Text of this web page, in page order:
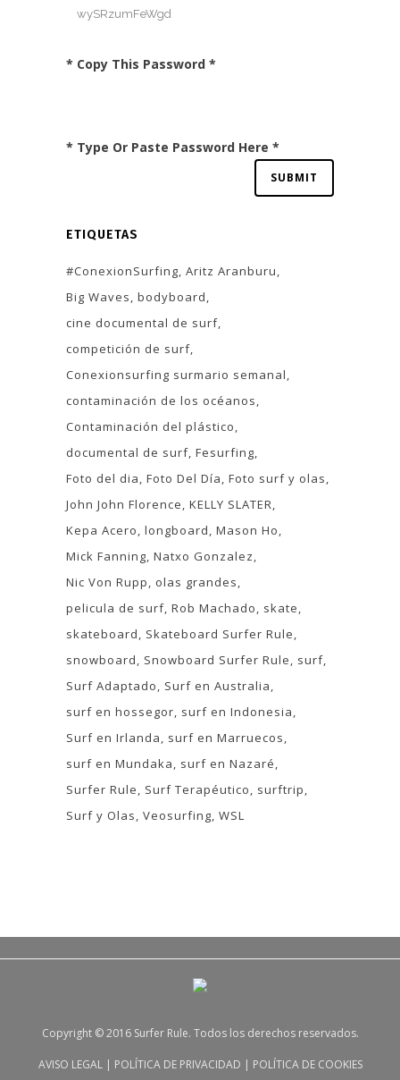
* Copy This Password *
* Type Or Paste Password Here *
ETIQUETAS
#ConexionSurfing Aritz Aranburu
Big Waves bodyboard
cine documental de surf
competición de surf
Conexionsurfing surmario semanal
contaminación de los océanos
Contaminación del plástico
documental de surf Fesurfing
Foto del dia Foto Del Día Foto surf y olas
John John Florence KELLY SLATER
Kepa Acero longboard Mason Ho
Mick Fanning Natxo Gonzalez
Nic Von Rupp
olas grandes
pelicula de surf Rob Machado
skate
skateboard
Skateboard Surfer Rule
snowboard
Snowboard Surfer Rule
surf
Surf Adaptado
Surf en Australia
surf en hossegor surf en Indonesia
Surf en Irlanda
surf en Marruecos
surf en Mundaka
surf en Nazaré
Surfer Rule
Surf Terapéutico
surftrip
Surf y Olas Veosurfing WSL
Copyright © 2016 Surfer Rule. Todos los derechos reservados.
AVISO LEGAL| POLÍTICA DE PRIVACIDAD | POLÍTICA DE COOKIES